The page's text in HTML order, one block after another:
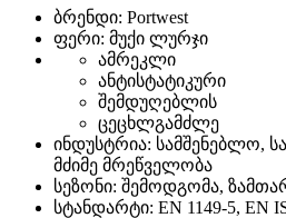
ბრენდი: Portwest
ფერი: მუქი ლურჯი
ამრეკლი
ანტისტატიკური
შემდუღებლის
ცეცხლგამძლე
ინდუსტრია: სამშენებლო,
მძიმე მრეწველობა
სეზონი: შემოდგომა,
სტანდარტი: EN 1149-5, EN